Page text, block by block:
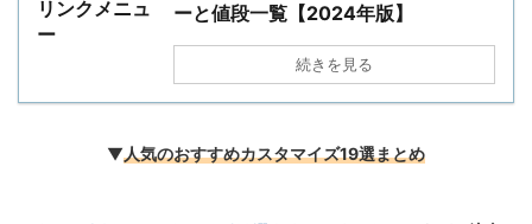
ーと値段一覧【2024年版】
続きを見る
▼人気のおすすめカスタマイズ19選まとめ